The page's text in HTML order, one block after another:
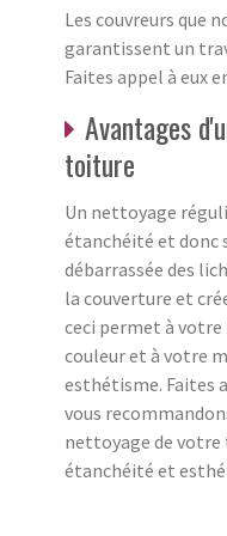
Les couvreurs que
garantissent un
Faites appel à eux
Avantages
toiture
Un nettoyage
étanchéité et donc
débarrassée des
la couverture et
ceci permet à
couleur et à votre
esthétisme. Faites
vous
nettoyage de
étanchéité et